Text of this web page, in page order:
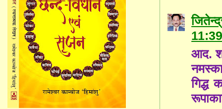
आद.
गिद्ध